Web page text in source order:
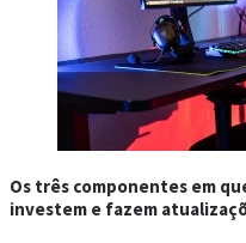
Os três componentes em
investem e fazem